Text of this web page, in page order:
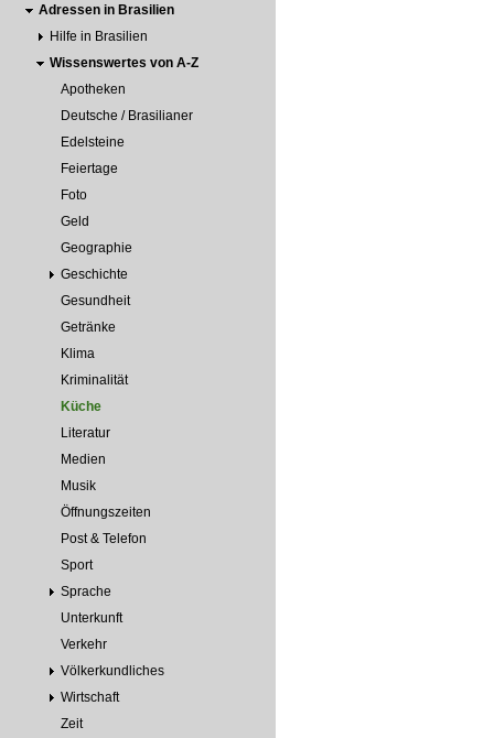
Adressen in Brasilien
Hilfe in Brasilien
Wissenswertes von A-Z
Apotheken
Deutsche / Brasilianer
Edelsteine
Feiertage
Foto
Geld
Geographie
Geschichte
Gesundheit
Getränke
Klima
Kriminalität
Küche
Literatur
Medien
Musik
Öffnungszeiten
Post & Telefon
Sport
Sprache
Unterkunft
Verkehr
Völkerkundliches
Wirtschaft
Zeit